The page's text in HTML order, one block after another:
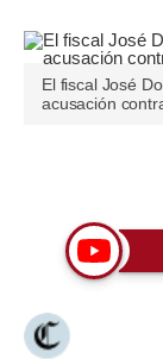
Opinión
Editorial
Tendencias
Lujo
Viajes
El fiscal José
acusación